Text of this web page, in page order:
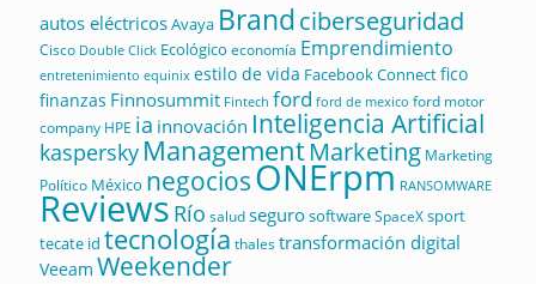
autos eléctricosAvaya Brandciberseguridad
Cisco Double Click Ecológico economía Emprendimiento
entretenimiento equinix estilo de vida Facebook Connectfico
finanzas Finnosummit Fintech ford ford de mexico ford motor
company HPE ia innovación Inteligencia Artificial
kaspersky ManagementMarketing Marketing
Político México negociosONErpm RANSOMWARE
Reviews Río saludsegurosoftwareSpaceXsport
tecate id tecnología thalestransformación digital
Veeam Weekender